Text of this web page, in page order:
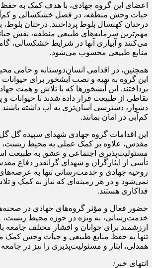
اعضای این گروه جهادی، با هدف کمک به
حیات وحش منطقه، در فصل خشکسالی و
درختان کهنسال بلوط پرداختند. درختان بلوط،
مهم‌ترین سرمایه‌های طبیعی منطقه، نقش
می‌کنند و آبیاری آنها در شرایط خشکسالی،
منابع طبیعی محسوب می‌شود.
همچنین، در اقدامی انسان‌دوستانه و حامی
این گروه به تهیه و نصب آبشخور برای
پرداختند. این آبشخورها که با تلاش و همت
نقاطی از طبیعت قرار داده شدند تا حیوانات
دشوار، دسترسی آسان‌تری به آب داشته
کم‌آبی در امان بمانند.
این اقدامات گروه جهادی شهدای سپیده گل
مقدس، علاوه بر کمک عملی به محیط زیست،
مسئولیت‌پذیری اجتماعی و عشق به طبیعت
تأسی از ایثارگران و شهدای گرانقدر دفاع
روحیه جهادی و خدمت‌رسانی تنها به
نمی‌شود و در هر زمینه‌ای که نیاز به کمک و
فداکاری هستند.
حضور فعال و مؤثر گروه‌های جهادی در
خدمت‌رسانی، به ویژه در حوزه محیط زیست،
ارزشمند برای جوانان و اقشار مختلف جامعه
تنها به حفظ منابع طبیعی و حیات وحش کمک
همدلی، ایثار و مسئولیت‌پذیری را نیز در
انتهای خبر/